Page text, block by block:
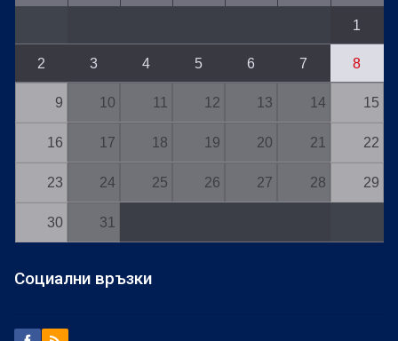
1
2 3 4 5 6 7 8
9 10 11 12 13 14 15
16 17 18 19 20 21 22
23 24 25 26 27 28 29
30 31
Социални връзки